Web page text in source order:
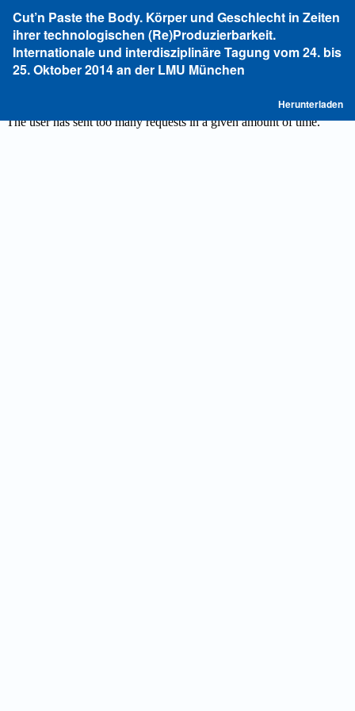
Artikeldetails
zurückkehren
Cut’n Paste the Body. Körper und Geschlecht in Zeiten
ihrer technologischen (Re)Produzierbarkeit.
Internationale und interdisziplinäre Tagung vom 24. bis
25. Oktober 2014 an der LMU München
Herunterladen